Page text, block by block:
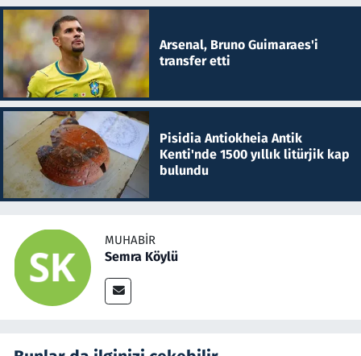
Arsenal, Bruno Guimaraes'i
transfer etti
Pisidia Antiokheia Antik
Kenti'nde 1500 yıllık litürjik kap
bulundu
MUHABIR
Semra Köylü